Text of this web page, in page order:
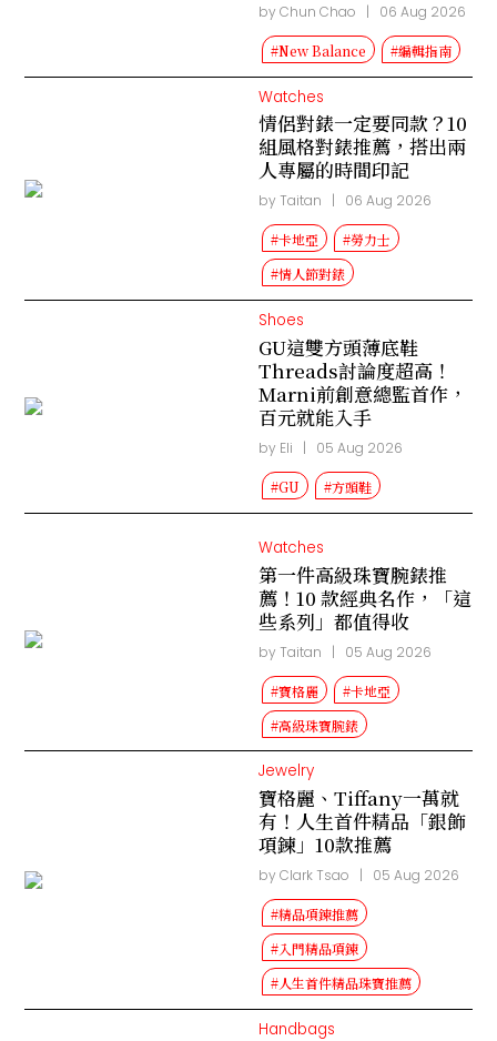
by Chun Chao | 06 Aug 2026
#New Balance #編輯指南
Watches
情侶對錶一定要同款？10
組風格對錶推薦，搭出兩
人專屬的時間印記
by Taitan | 06 Aug 2026
#卡地亞
#勞力士
#情人節對錶
Shoes
GU這雙方頭薄底鞋
Threads討論度超高！
Marni前創意總監首作，
百元就能入手
by Eli | 05 Aug 2026
#GU #方頭鞋
Watches
第一件高級珠寶腕錶推
薦！10 款經典名作，「這
些系列」都值得收
by Taitan | 05 Aug 2026
#寶格麗
#卡地亞
#高級珠寶腕錶
Jewelry
寶格麗、Tiffany一萬就
有！人生首件精品「銀飾
項鍊」10款推薦
by Clark Tsao | 05 Aug 2026
#精品項鍊推薦
#入門精品項鍊
#人生首件精品珠寶推薦
Handbags